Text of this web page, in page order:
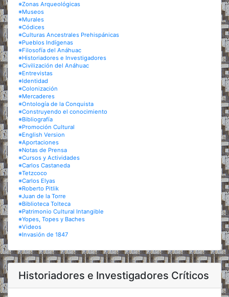
※Zonas Arqueológicas
※Museos
※Murales
※Códices
※Culturas Ancestrales Prehispánicas
※Pueblos Indígenas
※Filosofía del Anáhuac
※Historiadores e Investigadores
※Civilización del Anáhuac
※Entrevistas
※Identidad
※Colonización
※Mercaderes
※Ontología de la Conquista
※Construyendo el conocimiento
※Bibliografía
※Promoción Cultural
※English Version
※Aportaciones
※Notas de Prensa
※Cursos y Actividades
※Carlos Castaneda
※Tetzcoco
※Carlos Elyas
※Roberto Pitlik
※Juan de la Torre
※Biblioteca Tolteca
※Patrimonio Cultural Intangible
※Yopes, Topes y Baches
※Videos
※Invasión de 1847
Historiadores e Investigadores Críticos